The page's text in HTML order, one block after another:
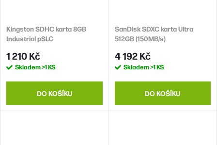
Kingston SDHC karta 8GB
Industrial pSLC
1 210 Kč
Skladem>1 KS
DO KOŠÍKU
SanDisk SDXC karta Ultra
512GB (150MB/s)
4 192 Kč
Skladem>1 KS
DO KOŠÍKU